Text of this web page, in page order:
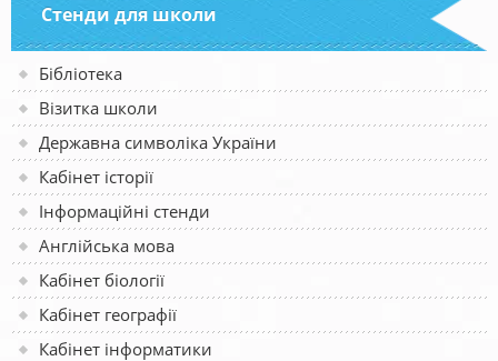
Стенди для школи
Бібліотека
Візитка школи
Державна символіка України
Кабінет історії
Інформаційні стенди
Англійська мова
Кабінет біології
Кабінет географії
Кабінет інформатики